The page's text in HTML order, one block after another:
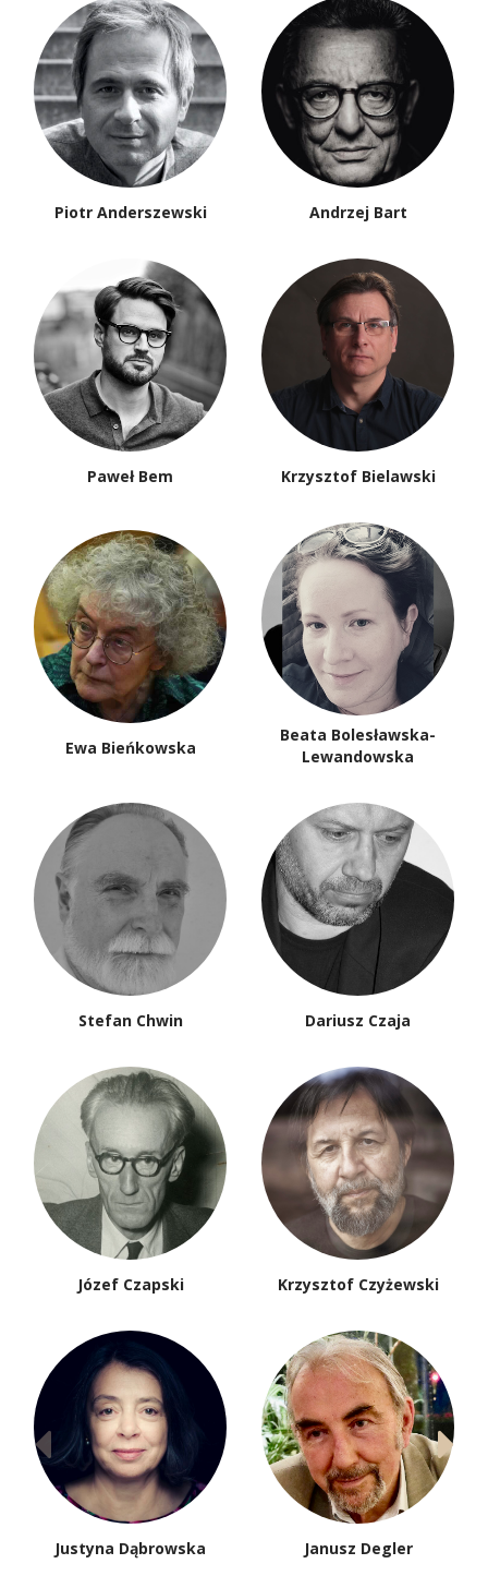
Piotr Anderszewski Andrzej Bart
Paweł Bem Krzysztof Bielawski
Ewa Bieńkowska
Beata Bolesławska-
Lewandowska
Stefan Chwin Dariusz Czaja
Józef Czapski Krzysztof Czyżewski
Justyna Dąbrowska Janusz Degler